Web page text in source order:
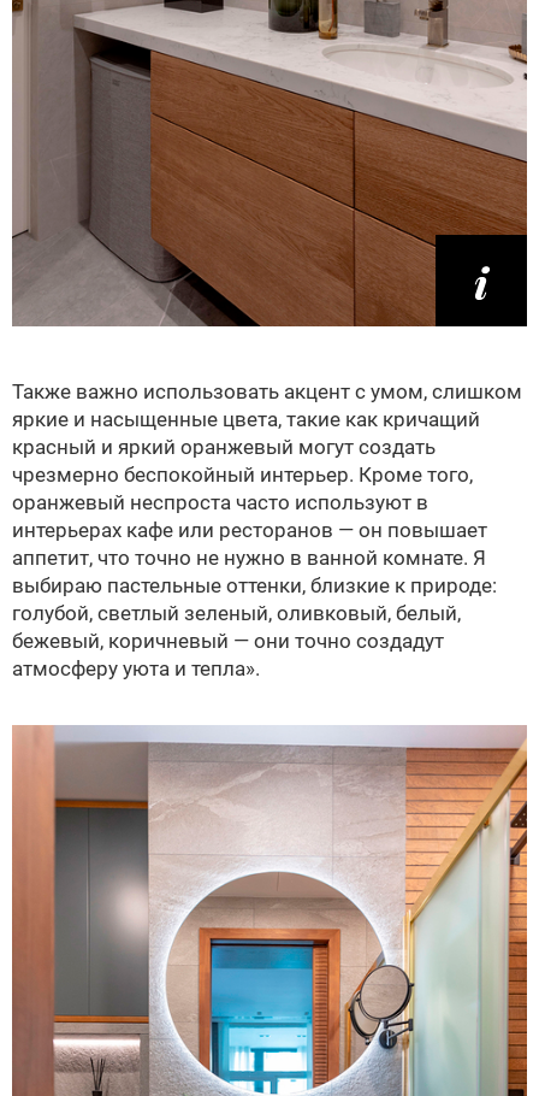
Также важно использовать акцент с умом, слишком
яркие и насыщенные цвета, такие как кричащий
красный и яркий оранжевый могут создать
чрезмерно беспокойный интерьер. Кроме того,
оранжевый неспроста часто используют в
интерьерах кафе или ресторанов — он повышает
аппетит, что точно не нужно в ванной комнате. Я
выбираю пастельные оттенки, близкие к природе:
голубой, светлый зеленый, оливковый, белый,
бежевый, коричневый — они точно создадут
атмосферу уюта и тепла».